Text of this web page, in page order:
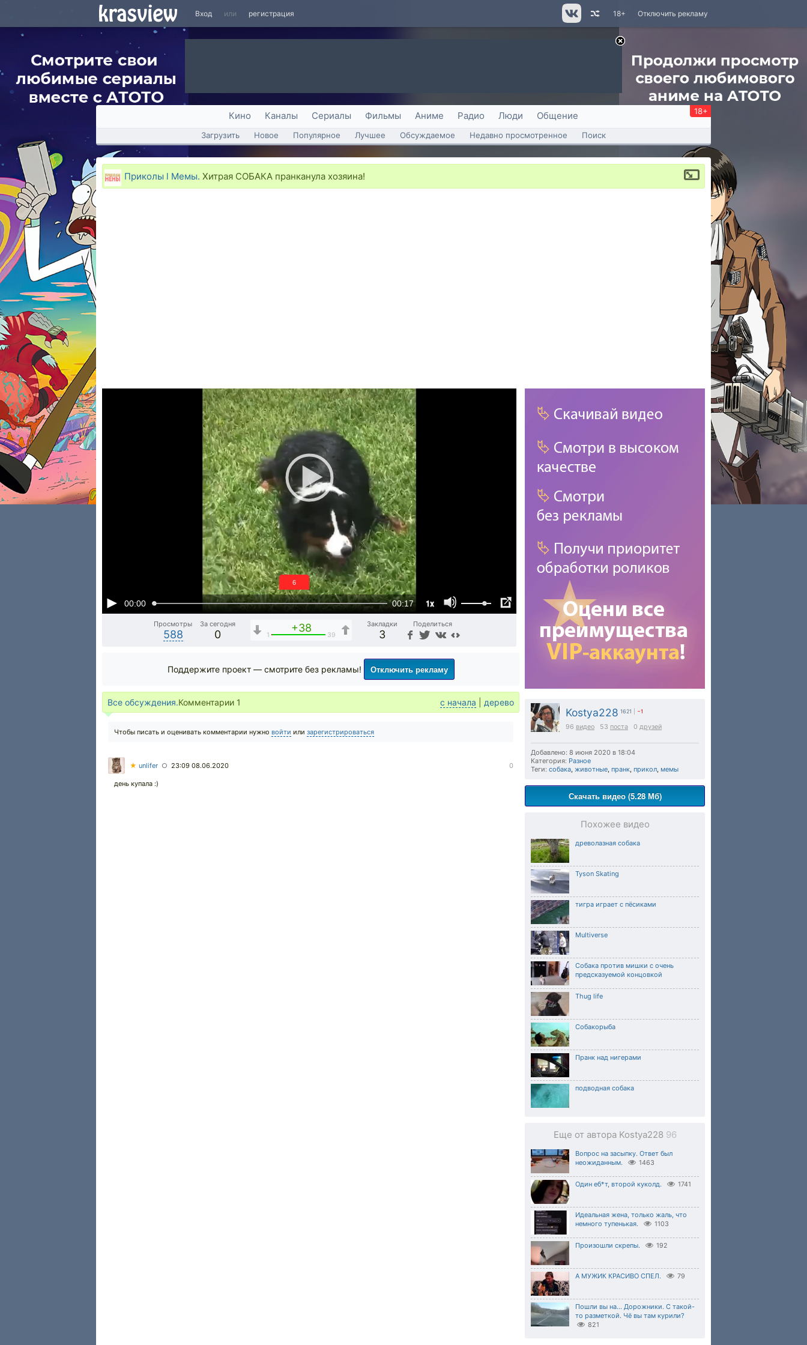
Вход или регистрация Отключить рекламу
18+
Кино Каналы Сериалы Фильмы Аниме Радио Люди Общение 18+
Загрузить Новое Популярное Лучшее Обсуждаемое Недавно просмотренное Поиск
Приколы l Мемы. Хитрая СОБАКА пранканула хозяина!
00:00 00:17 1x
6
Просмотры
588
За сегодня
0
+38
1 39
Закладки
3
Поделиться
Kostya228 1621 −1
96 видео 53 поста 0 друзей
Добавлено: 8 июня 2020 в 18:04
Категория: Разное
Теги: собака, животные, пранк, прикол, мемы
Скачать видео (5.28 Мб)
Похожее видео
древолазная собака
Tyson Skating
тигра играет с пёсиками
Multiverse
Собака против мишки с очень
предсказуемой концовкой
Thug life
Собакорыба
Пранк над нигерами
подводная собака
Еще от автора Kostya228 96
Вопрос на засыпку. Ответ был
неожиданным.
1463
Один еб*т, второй куколд. 1741
Идеальная жена, только жаль, что
немного тупенькая.
1103
Произошли скрепы. 192
А МУЖИК КРАСИВО СПЕЛ. 79
Пошли вы на... Дорожники. С такой-
то разметкой. Чё вы там курили?
821
Поддержите проект — смотрите без рекламы! Отключить рекламу
Все обсуждения.Комментарии 1 с начала дерево
Чтобы писать и оценивать комментарии нужно войти или зарегистрироваться
★ unlifer ○ 23:09 08.06.2020 0
день купала :)